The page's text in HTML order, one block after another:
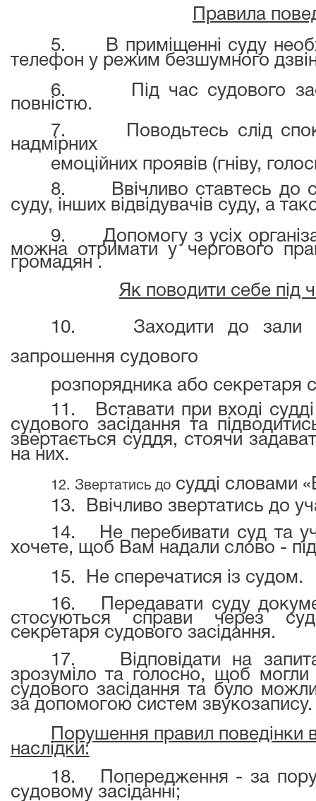
Правила
5.
В приміщенні суду
телефон у режим безшумного
6.
Під час судового
повністю.
7.
Поводьтесь слід
надмірних
емоційних проявів (гніву,
8.
Ввічливо ставтесь до
суду, інших відвідувачів суду, а
9.
Допомогу з усіх
можна отримати у чергового
громадян .
Як поводити себе під
10.
Заходити до зали
запрошення судового
розпорядника або секретаря
11.
Вставати при вході
судового засідання та
звертається суддя, стоячи
на них.
12. Звертатись до судді словами
13.
Ввічливо звертатись до
14.
Не перебивати суд та
хочете, щоб Вам надали слово -
15.
Не сперечатися із судом.
16.
Передавати суду
стосуються справи через
секретаря судового засідання.
17.
Відповідати на
зрозуміло та голосно, щоб могли
судового засідання та було
за допомогою систем звукозапису.
Порушення правил поведінки
наслідки:
18.
Попередження - за
судовому засіданні;